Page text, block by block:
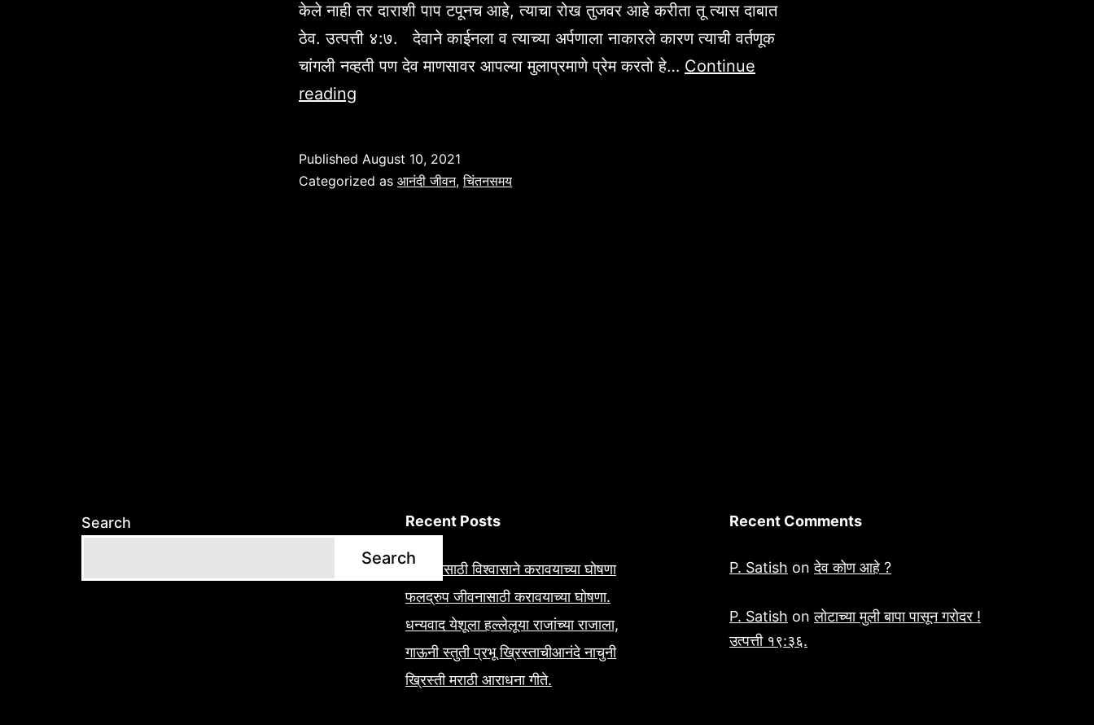
केले नाही तर दाराशी पाप टपूनच आहे, त्याचा रोख तुजवर आहे करीता तू त्यास दाबात
ठेव. उत्पत्ती ४:७. देवाने काईनला व त्याच्या अर्पणाला नाकारले कारण त्याची वर्तणूक
चांगली नव्हती पण देव माणसावर आपल्या मुलाप्रमाणे प्रेम करतो हे… Continue
reading
मंत्र”
Published August 10, 2021
Categorized as आनंदी जीवन,चिंतनसमय
Search
Search
Recent Posts
आरोग्यासाठी विश्वासाने करावयाच्या घोषणा
फलद्रुप जीवनासाठी करावयाच्या घोषणा.
धन्यवाद येशूला हल्लेलूया राजांच्या राजाला,
गाऊनी स्तुती प्रभू ख्रिस्ताचीआनंदे नाचुनी
ख्रिस्ती मराठी आराधना गीते.
Recent Comments
P. Satish onदेव कोण आहे ?
P. Satish onलोटाच्या मुली बापा पासून गरोदर !
उत्पत्ती १९:३६.